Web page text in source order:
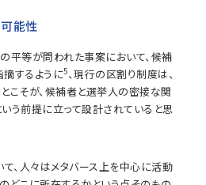
可能性
平等が問われた事案において、候補
するように5、現行の区割り制度は、
こそが、候補者と選挙人の密接な関
う前提に立って設計されていると思
て、人々はメタバース上を中心に活動